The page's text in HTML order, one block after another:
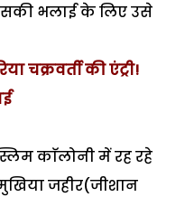
भलाई के लिए उसे
चक्रवर्ती की एंट्री!
काॅलोनी में रह रहे
जहीर(जीशान